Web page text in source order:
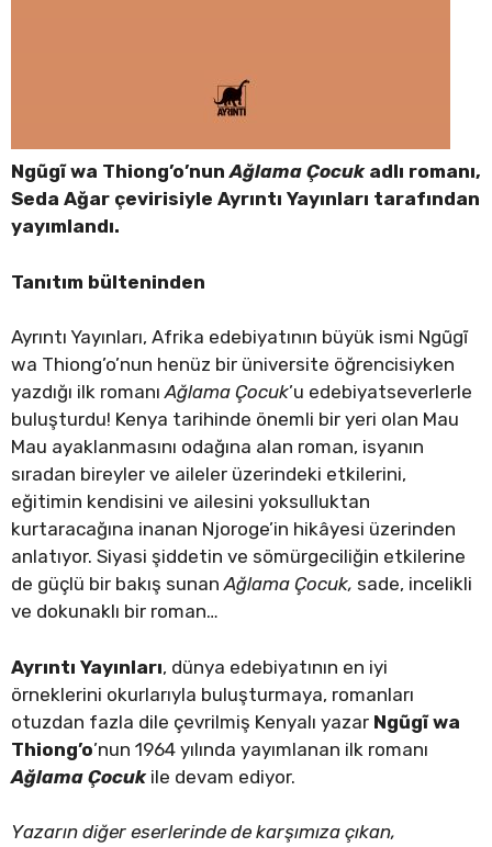
Ngũgĩ wa Thiong’o’nun Ağlama Çocukadlı romanı,
Seda Ağar çevirisiyle Ayrıntı Yayınları tarafından
yayımlandı.
Tanıtım bülteninden
Ayrıntı Yayınları, Afrika edebiyatının büyük ismi Ngũgĩ
wa Thiong’o’nun henüz bir üniversite öğrencisiyken
yazdığı ilk romanıAğlama Çocuk’u edebiyatseverlerle
buluşturdu! Kenya tarihinde önemli bir yeri olan Mau
Mau ayaklanmasını odağına alan roman, isyanın
sıradan bireyler ve aileler üzerindeki etkilerini,
eğitimin kendisini ve ailesini yoksulluktan
kurtaracağına inanan Njoroge’in hikâyesi üzerinden
anlatıyor. Siyasi şiddetin ve sömürgeciliğin etkilerine
de güçlü bir bakış sunanAğlama Çocuk, sade, incelikli
ve dokunaklı bir roman…
Ayrıntı Yayınları, dünya edebiyatının en iyi
örneklerini okurlarıyla buluşturmaya, romanları
otuzdan fazla dile çevrilmiş Kenyalı yazar Ngũgĩ wa
Thiong’o’nun 1964 yılında yayımlanan ilk romanı
Ağlama Çocukile devam ediyor.
Yazarın diğer eserlerinde de karşımıza çıkan,